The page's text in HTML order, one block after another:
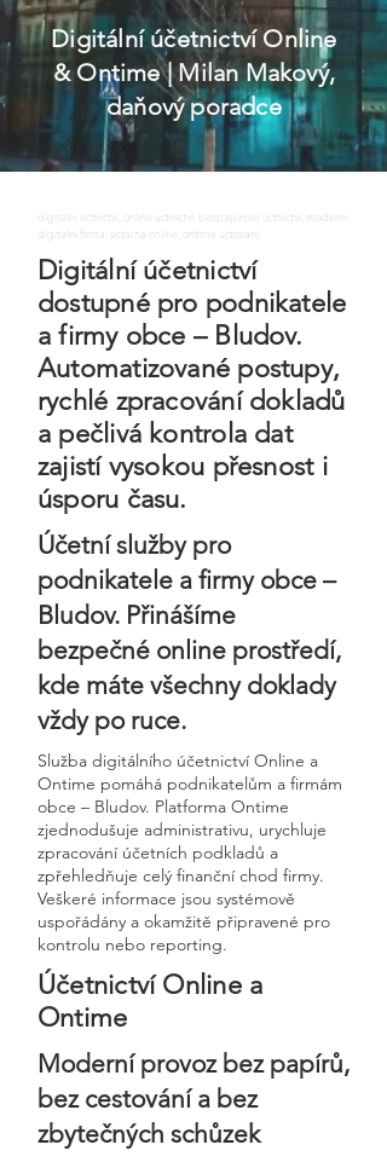
Digitální účetnictví Online
& Ontime| Milan Makový,
daňový poradce
digitalni uctnictvi, online uctnictvi, bezpapirove uctnictvi, moderni
digitalni firma, uctarna online, ontime uctovani
Digitální účetnictví
dostupné pro podnikatele
a firmy obce – Bludov.
Automatizované postupy,
rychlé zpracování dokladů
a pečlivá kontrola dat
zajistí vysokou přesnost i
úsporu času.
Účetní služby pro
podnikatele a firmy obce –
Bludov. Přinášíme
bezpečné online prostředí,
kde máte všechny doklady
vždy po ruce.
Služba digitálního účetnictví Online a
Ontime pomáhá podnikatelům a firmám
obce – Bludov. Platforma Ontime
zjednodušuje administrativu, urychluje
zpracování účetních podkladů a
zpřehledňuje celý finanční chod firmy.
Veškeré informace jsou systémově
uspořádány a okamžitě připravené pro
kontrolu nebo reporting.
Účetnictví Online a
Ontime
Moderní provoz bez papírů,
bez cestování a bez
zbytečných schůzek